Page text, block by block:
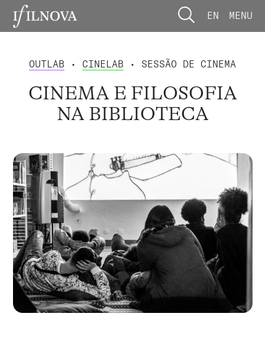
EN MENU
OUTLAB • CINELAB • SESSÃO DE CINEMA
CINEMA E FILOSOFIA
NA BIBLIOTECA